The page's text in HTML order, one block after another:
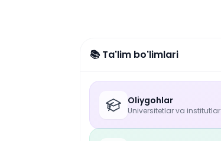
📚 Ta'lim bo'limlari
Oliygohlar
Universitetlar va institutlar